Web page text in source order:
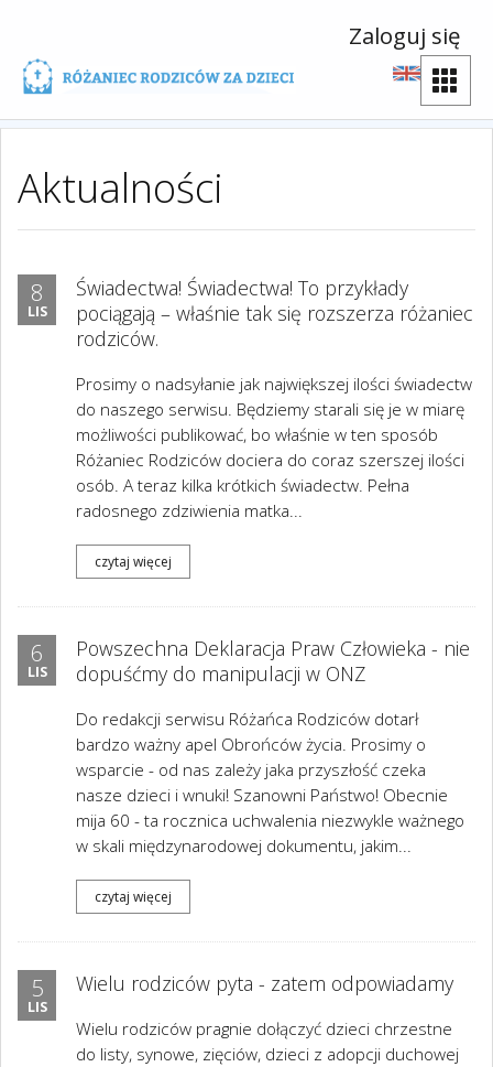
Zaloguj się
Aktualności
8
LIS
Świadectwa! Świadectwa! To przykłady
pociągają – właśnie tak się rozszerza różaniec
rodziców.
Prosimy o nadsyłanie jak największej ilości świadectw
do naszego serwisu. Będziemy starali się je w miarę
możliwości publikować, bo właśnie w ten sposób
Różaniec Rodziców dociera do coraz szerszej ilości
osób. A teraz kilka krótkich świadectw. Pełna
radosnego zdziwienia matka...
czytaj więcej
6
LIS
Powszechna Deklaracja Praw Człowieka - nie
dopuśćmy do manipulacji w ONZ
Do redakcji serwisu Różańca Rodziców dotarł
bardzo ważny apel Obrońców życia. Prosimy o
wsparcie - od nas zależy jaka przyszłość czeka
nasze dzieci i wnuki! Szanowni Państwo! Obecnie
mija 60 - ta rocznica uchwalenia niezwykle ważnego
w skali międzynarodowej dokumentu, jakim...
czytaj więcej
5
LIS
Wielu rodziców pyta - zatem odpowiadamy
Wielu rodziców pragnie dołączyć dzieci chrzestne
do listy, synowe, zięciów, dzieci z adopcji duchowej